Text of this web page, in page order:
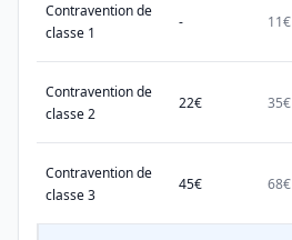
Contravention de
classe 1
- 11€
Contravention de
classe 2
22€ 35€
Contravention de
classe 3
45€ 68€